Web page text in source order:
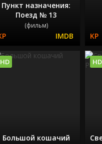
Пункт назначения:
Поезд № 13
(фильм)
Большой кошачий
HD HD